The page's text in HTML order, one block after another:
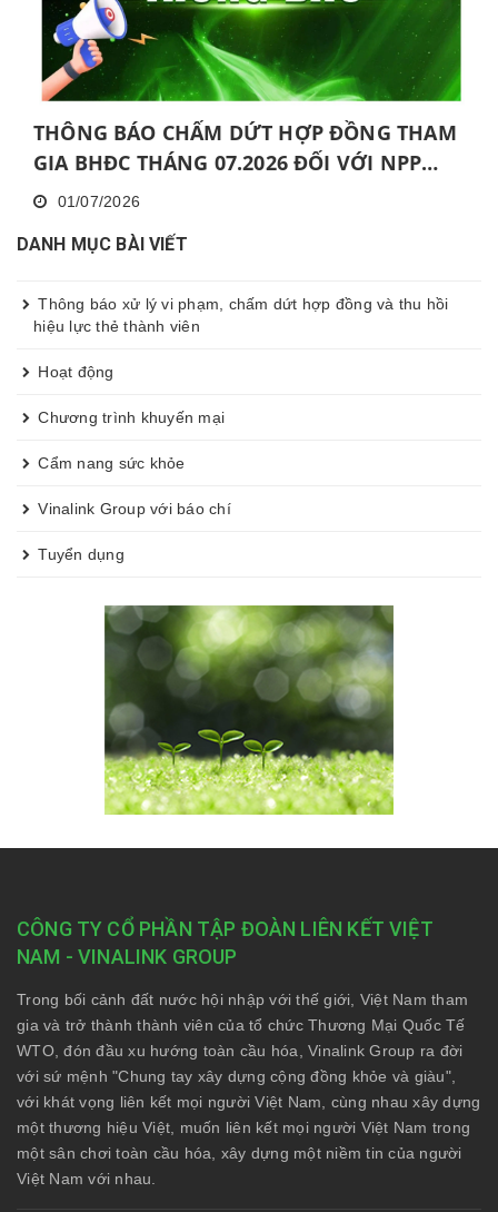
THÔNG BÁO CHẤM DỨT HỢP ĐỒNG THAM
GIA BHĐC THÁNG 07.2026 ĐỐI VỚI NPP
KHÔNG HOÀN THÀNH MỨC NĂNG ĐỘNG
HOÀN THÀNH ĐÀO TẠO CƠ BẢN TRONG 30
01/07/2026
DANH MỤC BÀI VIẾT
Thông báo xử lý vi phạm, chấm dứt hợp đồng và thu hồi
hiệu lực thẻ thành viên
Hoạt động
Chương trình khuyến mại
Cẩm nang sức khỏe
Vinalink Group với báo chí
Tuyển dụng
CÔNG TY CỔ PHẦN TẬP ĐOÀN LIÊN KẾT VIỆT
NAM - VINALINK GROUP
Trong bối cảnh đất nước hội nhập với thế giới, Việt Nam tham
gia và trở thành thành viên của tổ chức Thương Mại Quốc Tế
WTO, đón đầu xu hướng toàn cầu hóa, Vinalink Group ra đời
với sứ mệnh "Chung tay xây dựng cộng đồng khỏe và giàu",
với khát vọng liên kết mọi người Việt Nam, cùng nhau xây dựng
một thương hiệu Việt, muốn liên kết mọi người Việt Nam trong
một sân chơi toàn cầu hóa, xây dựng một niềm tin của người
Việt Nam với nhau.